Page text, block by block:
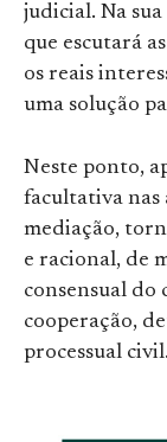
judicial. Na
que escutará
os reais
uma solução
Neste ponto,
facultativa nas
mediação,
e racional, de
consensual do
cooperação,
processual civil.